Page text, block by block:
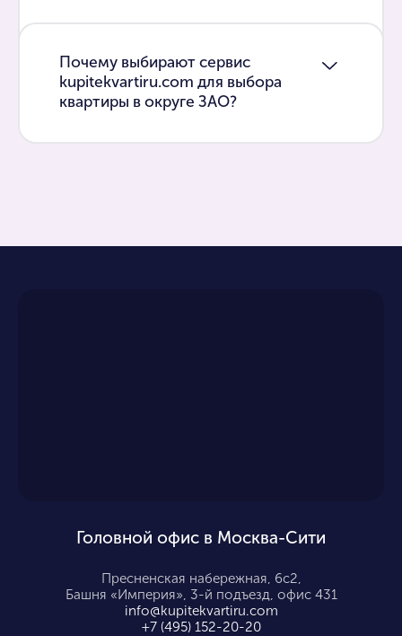
Почему выбирают сервис
kupitekvartiru.com для выбора
квартиры в округе ЗАО?
Головной офис в Москва-Сити
Пресненская набережная, 6с2,
Башня «Империя», 3-й подъезд, офис 431
info@kupitekvartiru.com
+7 (495) 152-20-20